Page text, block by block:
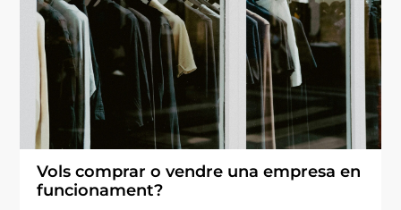
Vols comprar o vendre una empresa en
funcionament?